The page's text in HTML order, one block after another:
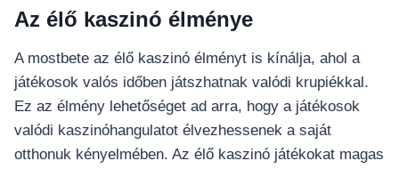
Az élő kaszinó élménye
A mostbete az élő kaszinó élményt is kínálja, ahol a
játékosok valós időben játszhatnak valódi krupiékkal.
Ez az élmény lehetőséget ad arra, hogy a játékosok
valódi kaszinóhangulatot élvezhessenek a saját
otthonuk kényelmében. Az élő kaszinó játékokat magas